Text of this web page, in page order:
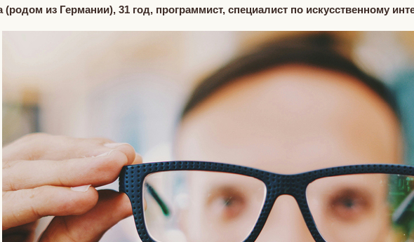
(родом из Германии), 31 год, программист, специалист по искусственному